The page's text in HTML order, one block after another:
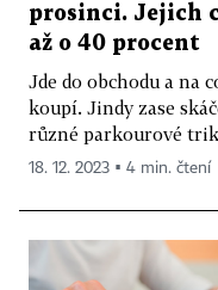
prosinci. Jejich
až o 40 procent
Jde do obchodu a na
koupí. Jindy zase
různé parkourové
18. 12. 2023 ▪ 4 min. čtení